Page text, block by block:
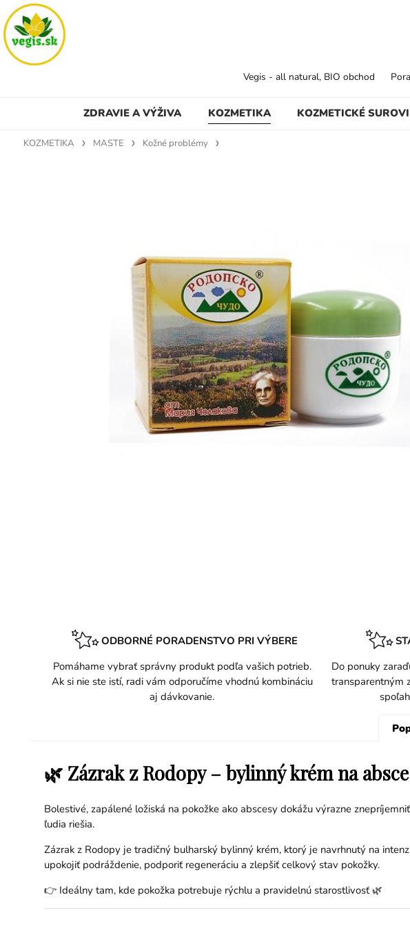
ZDRAVIE A VÝŽIVA KOZMETIKA KOZMETICKÉ
Vegis - all natural, BIO obchod
KOZMETIKA MASTE Kožné problémy
ODBORNÉ PORADENSTVO PRI VÝBERE
Pomáhame vybrať správny produkt podľa vašich potrieb.
Ak si nie ste istí, radi vám odporučíme vhodnú kombináciu
aj dávkovanie.
Do ponuky
transparentným
🌿 Zázrak z Rodopy – bylinný krém na
Bolestivé, zapálené ložiská na pokožke ako abscesy dokážu výrazne
ľudia riešia.
Zázrak z Rodopy je tradičný bulharský bylinný krém, ktorý je navrhnutý na
upokojiť podráždenie, podporiť regeneráciu a zlepšiť celkový stav pokožky.
👉 Ideálny tam, kde pokožka potrebuje rýchlu a pravidelnú starostlivosť 🌿